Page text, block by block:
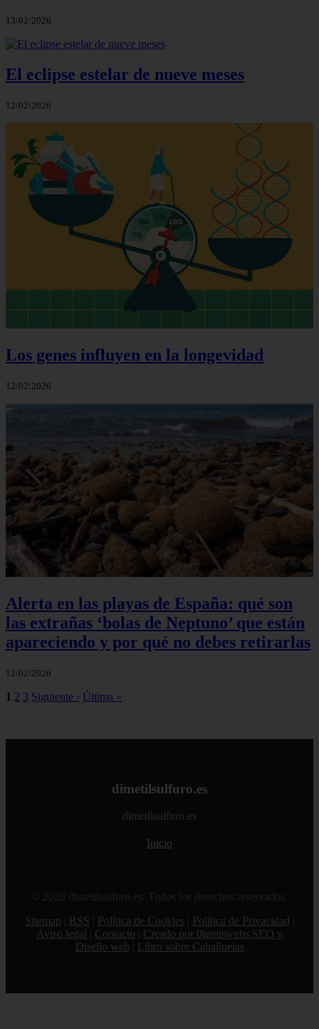
13/02/2026
El eclipse estelar de nueve meses
12/02/2026
Los genes influyen en la longevidad
12/02/2026
Alerta en las playas de España: qué son
las extrañas ‘bolas de Neptuno’ que están
apareciendo y por qué no debes retirarlas
12/02/2026
1 2 3 Siguiente › Última »
dimetilsulfuro.es
dimetilsulfuro.es
Inicio
© 2026 dimetilsulfuro.es. Todos los derechos reservados.
Sitemap
RSS Política de Cookies Política de Privacidad
Aviso legal
Contacto
Creado por 0lemiswebs SEO y
Diseño web
Libro sobre Cabañuelas